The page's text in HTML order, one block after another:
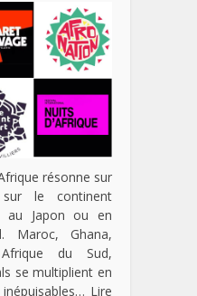
résonne sur
le continent
au Japon ou en
Maroc, Ghana,
du Sud,
se multiplient en
Lire